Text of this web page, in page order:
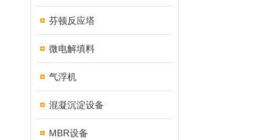
芬顿反应塔
微电解填料
气浮机
混凝沉淀设备
MBR设备